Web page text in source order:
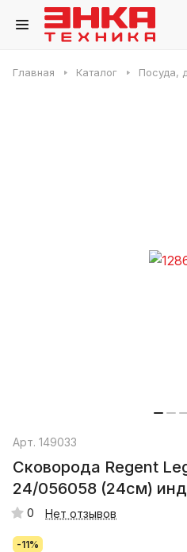
Главная Каталог Посуда,
Арт. 149033
Сковорода Regent
24/056058 (24см)
0 Нет отзывов
-11%